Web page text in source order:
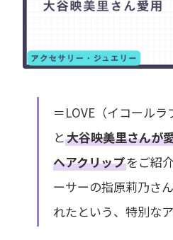
＝LOVE（イコールラ
と大谷映美里さんが
ヘアクリップをご紹
ーサーの指原莉乃さ
れたという、特別なア